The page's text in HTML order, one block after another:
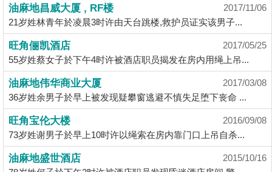
据
公
布
置
业
手
册
关
於
油麻地昌威大厦 , RF楼
2017/11/06
21岁姓林青年於凌晨3时许由天台跳楼,救护员证实该男子...
旺角俪凯酒店
2017/05/25
55岁姓蔡女子於下午4时许被酒店职员揭发在房内用绳上吊...
油麻地伟华商业大厦
2017/03/08
36岁姓余男子於早上被发现疑攀窗逃避不慎失足堕下丧命 ...
旺角宝伦大楼
2016/09/08
73岁姓谢男子於早上10时许以绳索在房内靠门口上吊自杀...
油麻地盛世酒店
2015/10/16